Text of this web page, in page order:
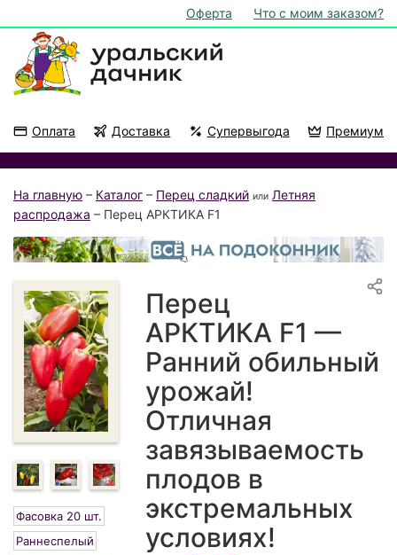
Оферта Что с моим заказом?
Оплата Доставка Супервыгода Премиум
На главную – Каталог – Перец сладкий или Летняя
распродажа – Перец АРКТИКА F1
Фасовка 20 шт.
Раннеспелый
Перец
АРКТИКА F1 —
Ранний обильный
урожай!
Отличная
завязываемость
плодов в
экстремальных
условиях!